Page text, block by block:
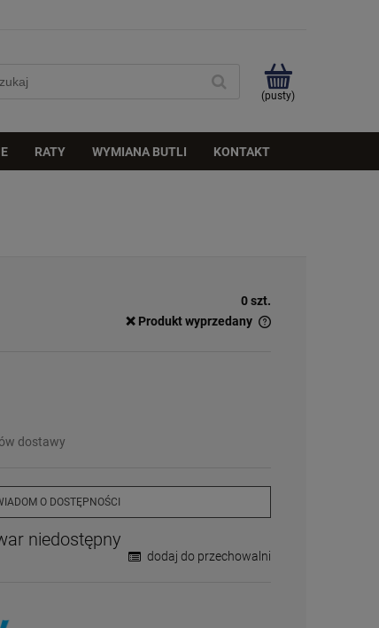
(pusty)
RATY WYMIANA BUTLI KONTAKT
0 szt.
❌ Produkt wyprzedany
⛔Wycofany
dostawy
O DOSTĘPNOŚCI
niedostępny
dodaj do przechowalni